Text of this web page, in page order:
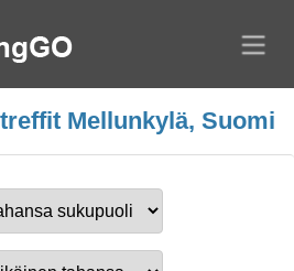
Mellunkylä, Suomi